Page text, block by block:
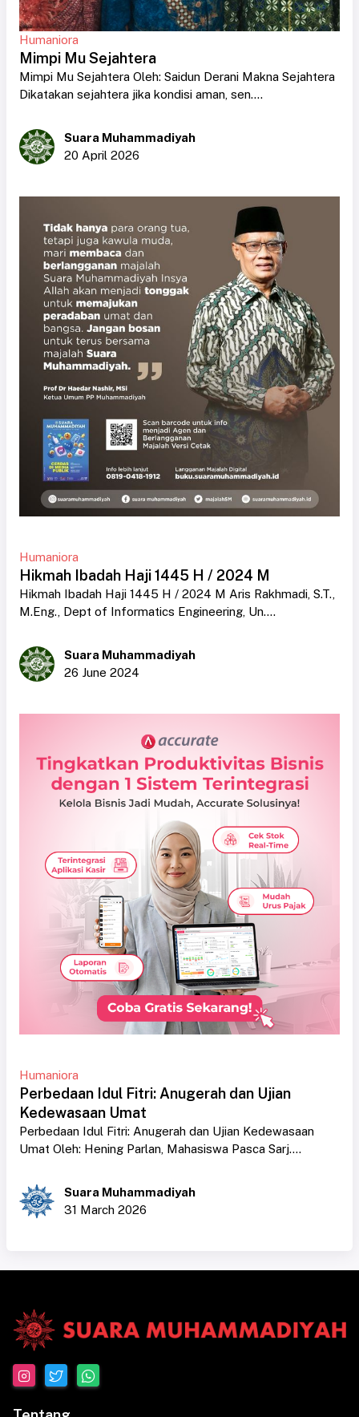
Humaniora
Mimpi Mu Sejahtera
Mimpi Mu Sejahtera Oleh: Saidun Derani Makna Sejahtera
Dikatakan sejahtera jika kondisi aman, sen....
Suara Muhammadiyah
20 April 2026
Humaniora
Hikmah Ibadah Haji 1445 H / 2024 M
Hikmah Ibadah Haji 1445 H / 2024 M Aris Rakhmadi, S.T.,
M.Eng., Dept of Informatics Engineering, Un....
Suara Muhammadiyah
26 June 2024
Humaniora
Perbedaan Idul Fitri: Anugerah dan Ujian
Kedewasaan Umat
Perbedaan Idul Fitri: Anugerah dan Ujian Kedewasaan
Umat Oleh: Hening Parlan, Mahasiswa Pasca Sarj....
Suara Muhammadiyah
31 March 2026